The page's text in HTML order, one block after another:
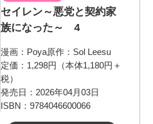
セイレン～悪党と契約家
族になった～ 4
漫画： Poya原作： Sol Leesu
定価：1,298円（本体1,180円＋
税）
発売日：2026年04月03日
ISBN：9784046600066